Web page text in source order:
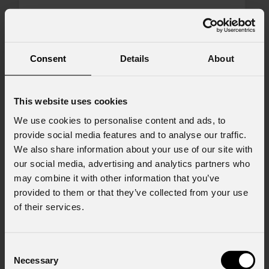
Consent Details About
This website uses cookies
We use cookies to personalise content and ads, to
provide social media features and to analyse our traffic.
We also share information about your use of our site with
our social media, advertising and analytics partners who
may combine it with other information that you’ve
provided to them or that they’ve collected from your use
of their services.
Selection
Necessary
Consenso al marketing
Acconsento al trattamento dei dati per
ricevere informazioni commerciali e iniziative di
marketing.
Consenso al trattamento dei dati
personali
Ho letto l'informativa ai sensi dell'art. 13 del
GDPR; acconsento al trattamento ai sensi